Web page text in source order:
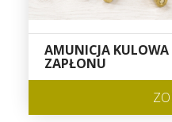
AMUNICJA KULOWA
ZAPŁONU